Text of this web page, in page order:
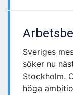
Sveriges
söker nu
Stockholm.
höga